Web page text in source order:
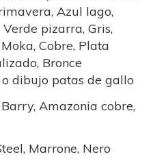
Azul lago,
pizarra, Gris,
Cobre, Plata
Bronce
dibujo patas de gallo
Amazonia cobre,
Marrone, Nero